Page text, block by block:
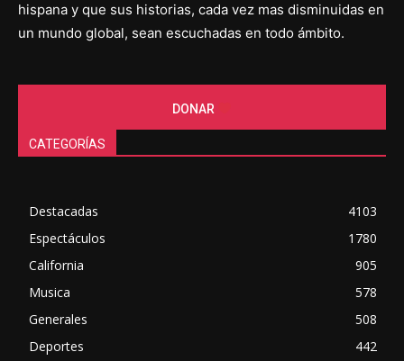
hispana y que sus historias, cada vez mas disminuidas en
un mundo global, sean escuchadas en todo ámbito.
DONAR
CATEGORÍAS
Destacadas
4103
Espectáculos
1780
California
905
Musica
578
Generales
508
Deportes
442